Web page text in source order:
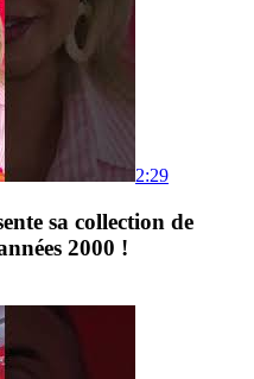
2:29
sa collection de
2000 !